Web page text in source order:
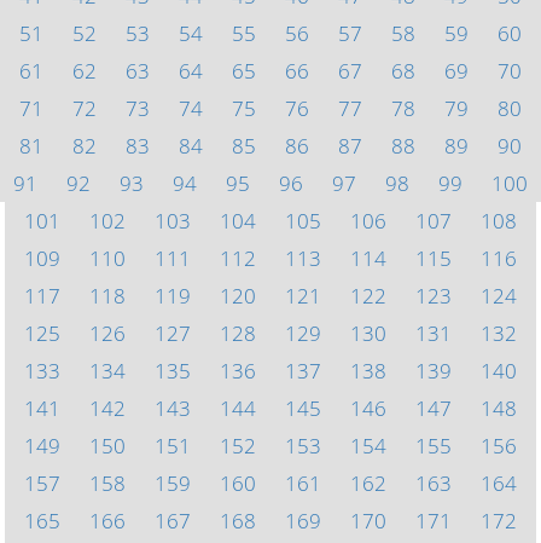
51
52 53 54 55 56 57 58 59
60
61
62 63 64 65 66 67 68 69
70
71
72 73 74 75 76 77 78 79
80
81
82 83 84 85 86 87 88 89
90
91
92 93 94 95 96 97 98 99
100
101
102 103 104 105 106 107
108
109
110 111 112 113 114 115
116
117
118 119 120 121 122 123
124
125
126 127 128 129 130 131
132
133
134 135 136 137 138 139
140
141
142 143 144 145 146 147
148
149
150 151 152 153 154 155
156
157
158 159 160 161 162 163
164
165
166 167 168 169 170 171
172